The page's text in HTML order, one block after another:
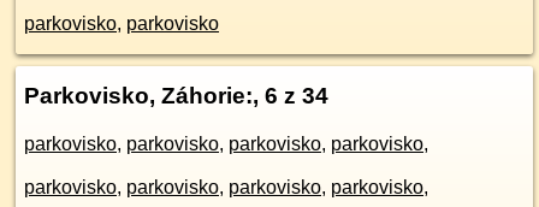
parkovisko, parkovisko
Parkovisko, Záhorie:, 6 z 34
parkovisko, parkovisko, parkovisko, parkovisko,
parkovisko, parkovisko, parkovisko, parkovisko,